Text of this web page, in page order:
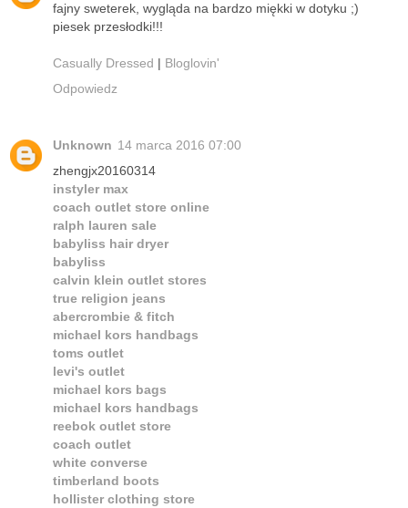
fajny sweterek, wygląda na bardzo miękki w dotyku ;)
piesek przesłodki!!!
Casually Dressed | Bloglovin'
Odpowiedz
Unknown 14 marca 2016 07:00
zhengjx20160314
instyler max
coach outlet store online
ralph lauren sale
babyliss hair dryer
babyliss
calvin klein outlet stores
true religion jeans
abercrombie & fitch
michael kors handbags
toms outlet
levi's outlet
michael kors bags
michael kors handbags
reebok outlet store
coach outlet
white converse
timberland boots
hollister clothing store